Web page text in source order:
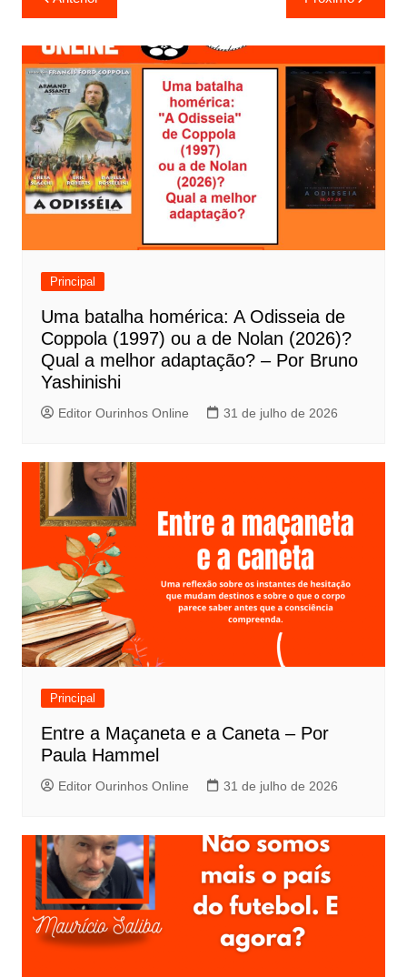
a
v
e
g
a
ç
ã
o
d
Principal
Uma batalha homérica: A Odisseia de
Coppola (1997) ou a de Nolan (2026)?
Qual a melhor adaptação? – Por Bruno
Yashinishi
Editor Ourinhos Online 31 de julho de 2026
Principal
Entre a Maçaneta e a Caneta – Por
Paula Hammel
Editor Ourinhos Online 31 de julho de 2026